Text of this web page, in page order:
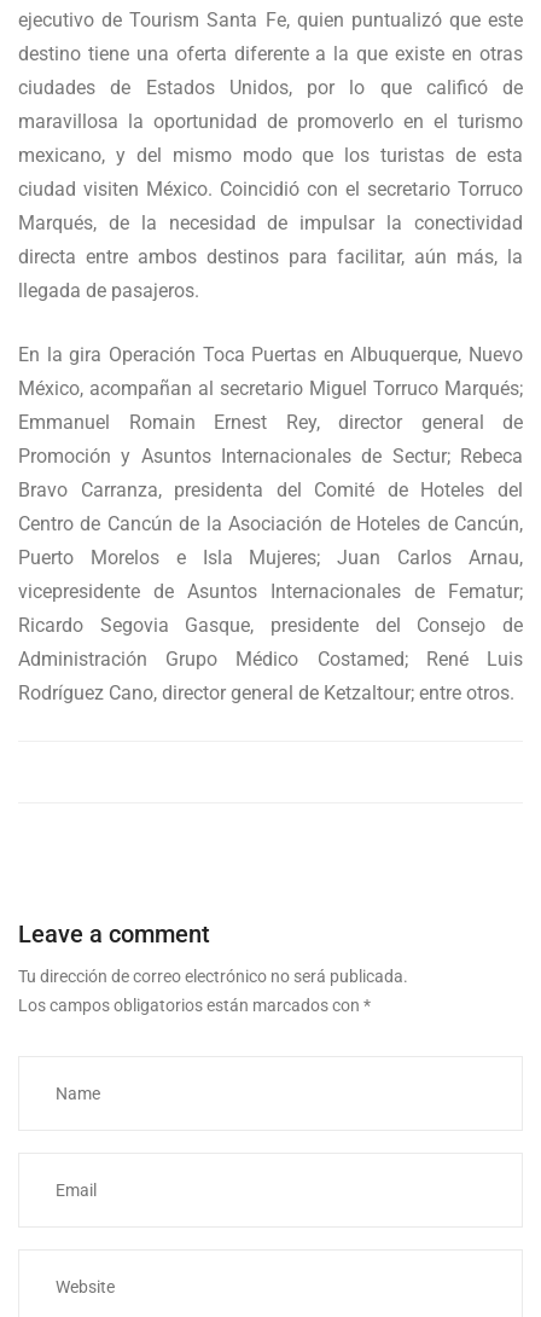
ejecutivo de Tourism Santa Fe, quien puntualizó que este
destino tiene una oferta diferente a la que existe en otras
ciudades de Estados Unidos, por lo que calificó de
maravillosa la oportunidad de promoverlo en el turismo
mexicano, y del mismo modo que los turistas de esta
ciudad visiten México. Coincidió con el secretario Torruco
Marqués, de la necesidad de impulsar la conectividad
directa entre ambos destinos para facilitar, aún más, la
llegada de pasajeros.
En la gira Operación Toca Puertas en Albuquerque, Nuevo
México, acompañan al secretario Miguel Torruco Marqués;
Emmanuel Romain Ernest Rey, director general de
Promoción y Asuntos Internacionales de Sectur; Rebeca
Bravo Carranza, presidenta del Comité de Hoteles del
Centro de Cancún de la Asociación de Hoteles de Cancún,
Puerto Morelos e Isla Mujeres; Juan Carlos Arnau,
vicepresidente de Asuntos Internacionales de Fematur;
Ricardo Segovia Gasque, presidente del Consejo de
Administración Grupo Médico Costamed; René Luis
Rodríguez Cano, director general de Ketzaltour; entre otros.
Leave a comment
Tu dirección de correo electrónico no será publicada.
Los campos obligatorios están marcados con *